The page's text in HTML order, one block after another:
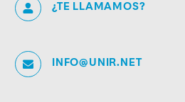
¿TE LLAMAMOS?
INFO@UNIR.NET